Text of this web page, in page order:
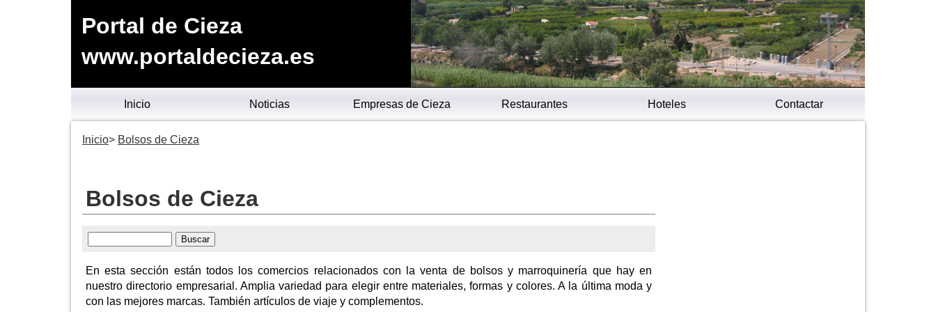
Portal de Cieza
www.portaldecieza.es
Inicio Noticias Empresas de Cieza Restaurantes Hoteles Contactar
Inicio Bolsos de Cieza
Bolsos de Cieza
En esta sección están todos los comercios relacionados con la venta de bolsos y marroquinería que hay en
nuestro directorio empresarial. Amplia variedad para elegir entre materiales, formas y colores. A la última moda y
con las mejores marcas. También artículos de viaje y complementos.